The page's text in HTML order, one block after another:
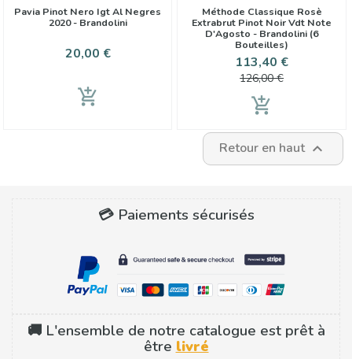
Pavia Pinot Nero Igt Al Negres
2020 - Brandolini
Prix
20,00 €
add_shopping_cart
Méthode Classique Rosè
Extrabrut Pinot Noir Vdt Note
D'Agosto - Brandolini (6
Bouteilles)
Prix
113,40 €Prix
126,00 €
add_shopping_cart
Retour en haut 
💳 Paiements sécurisés
🚚 L'ensemble de notre catalogue est prêt à
être livré